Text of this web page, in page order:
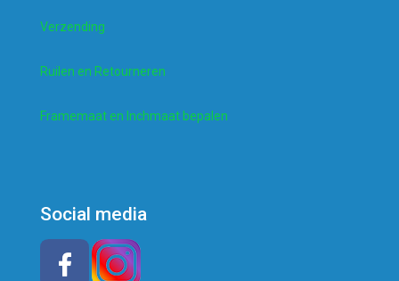
Verzending
Ruilen en Retourneren
Framemaat en Inchmaat bepalen
Social media